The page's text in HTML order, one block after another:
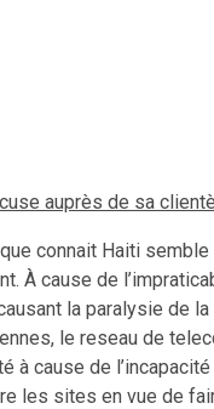
auprès de sa
connait Haiti semble
À cause de
la paralysie de
le reseau de
à cause de
les sites en vue de